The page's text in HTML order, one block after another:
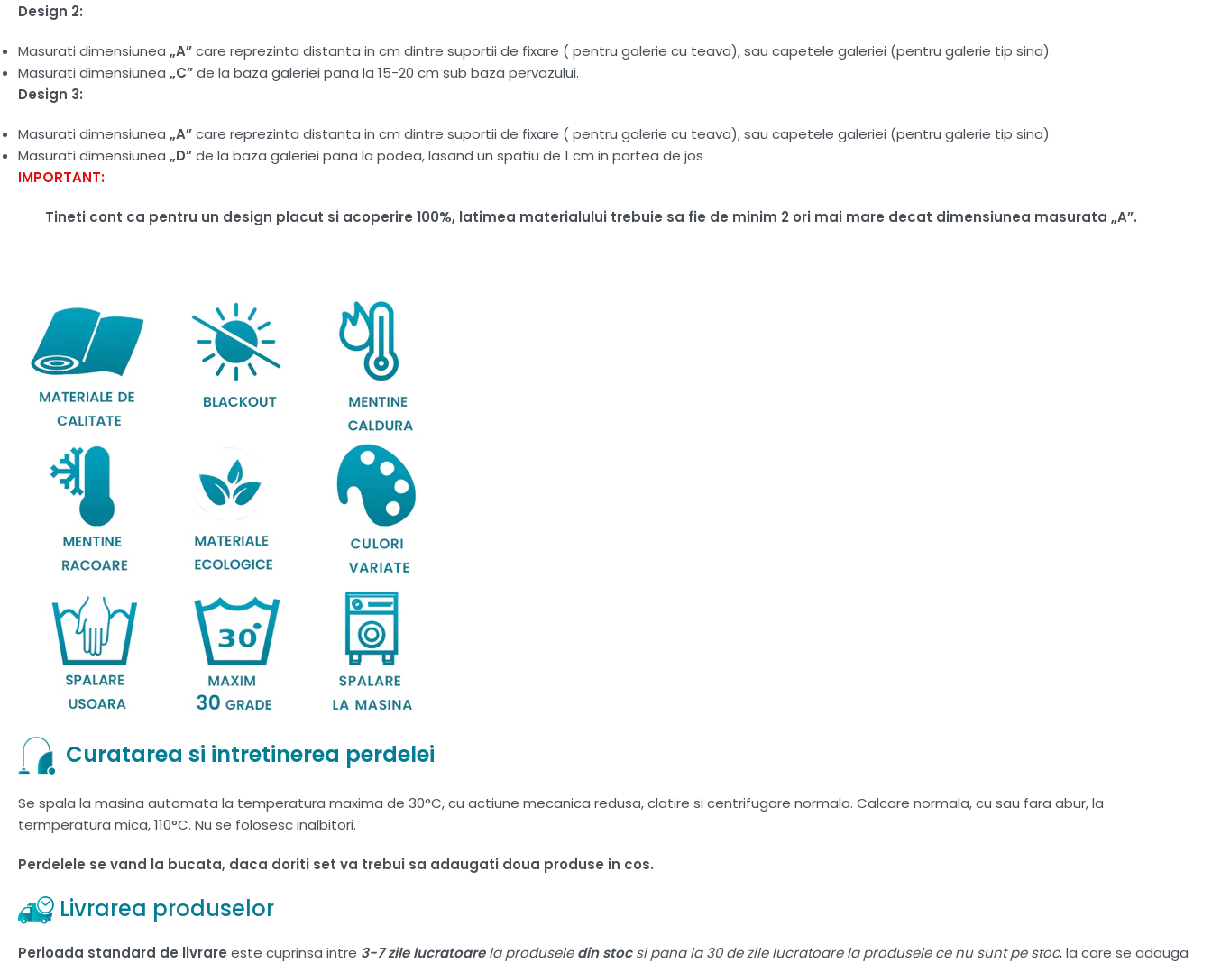
Design 2:
Masurati dimensiunea „A”care reprezinta distanta in cm dintre suportii de fixare ( pentru galerie cu teava), sau capetele galeriei (pentru galerie tip sina).
Masurati dimensiunea „C”de la baza galeriei pana la 15-20 cm sub baza pervazului.
Design 3:
Masurati dimensiunea „A”care reprezinta distanta in cm dintre suportii de fixare ( pentru galerie cu teava), sau capetele galeriei (pentru galerie tip sina).
Masurati dimensiunea „D”de la baza galeriei pana la podea, lasand un spatiu de 1 cm in partea de jos
IMPORTANT:
Tineti cont ca pentru un design placut si acoperire 100%, latimea materialului trebuie sa fie de minim 2 ori mai mare decat dimensiunea masurata „A”.
Curatarea si intretinerea perdelei
Se spala la masina automata la temperatura maxima de 30°C, cu actiune mecanica redusa, clatire si centrifugare normala. Calcare normala, cu sau fara abur, la
termperatura mica, 110°C. Nu se folosesc inalbitori.
Perdelele se vand la bucata, daca doriti set va trebui sa adaugati doua produse in cos.
Livrarea produselor
Perioada standard de livrare este cuprinsa intre 3-7 zile lucratoarela produseledin stocsi pana la 30 de zile lucratoare la produsele ce nu sunt pe stoc, la care se adauga